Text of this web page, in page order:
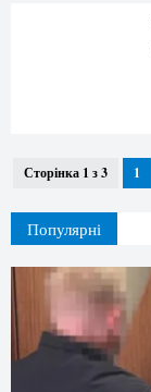
Сторінка 1 з 3 1
Популярні